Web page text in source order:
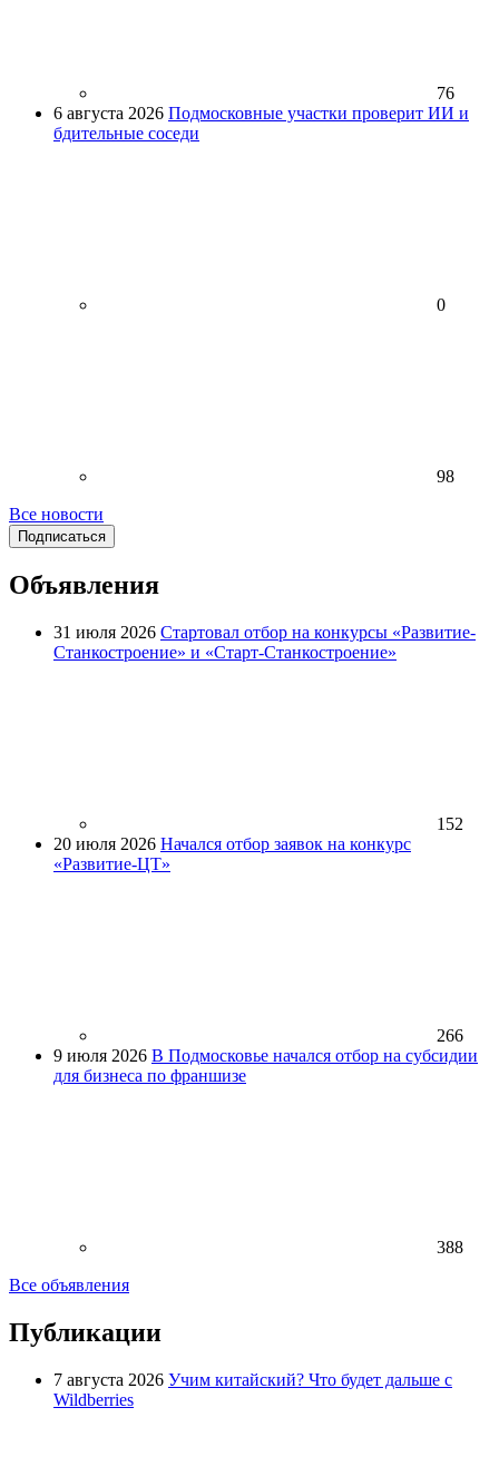
76
6 августа 2026 Подмосковные участки проверит ИИ и
бдительные соседи
0
98
Все новости
Подписаться
Объявления
31 июля 2026 Стартовал отбор на конкурсы «Развитие-
Станкостроение» и «Старт-Станкостроение»
152
20 июля 2026 Начался отбор заявок на конкурс
«Развитие-ЦТ»
266
9 июля 2026 В Подмосковье начался отбор на субсидии
для бизнеса по франшизе
388
Все объявления
Публикации
7 августа 2026 Учим китайский? Что будет дальше с
Wildberries